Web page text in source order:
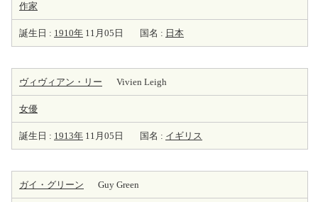
作家
誕生日 : 1910年 11月05日 国名 : 日本
ヴィヴィアン・リー Vivien Leigh
女優
誕生日 : 1913年 11月05日 国名 : イギリス
ガイ・グリーン Guy Green